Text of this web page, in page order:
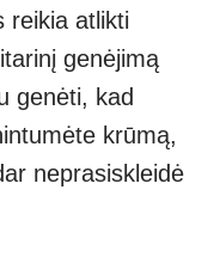
reikia atlikti
genėjimą
genėti, kad
krūmą,
neprasiskleidė